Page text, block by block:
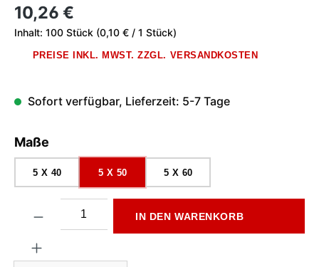
Regulärer Preis:
10,26 €
Inhalt: 100 Stück (0,10 € / 1 Stück)
PREISE INKL. MWST. ZZGL. VERSANDKOSTEN
Sofort verfügbar, Lieferzeit: 5-7 Tage
Maße
5 X 40 5 X 50 5 X 60
IN DEN WARENKORB